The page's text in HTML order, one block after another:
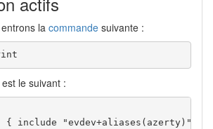
la commande suivante :
le suivant :
{ include "evdev+aliases(azerty)"	};